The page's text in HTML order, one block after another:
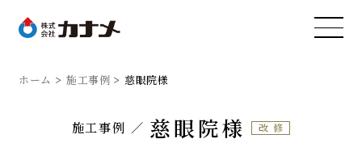
ホーム 施工事例 慈眼院様
施工事例 慈眼院様 改修